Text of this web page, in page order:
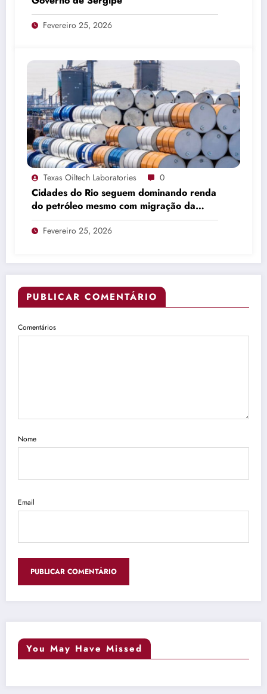
Fevereiro 25, 2026
Texas Oiltech Laboratories 0
Cidades do Rio seguem dominando renda
do petróleo mesmo com migração da
produção
Fevereiro 25, 2026
PUBLICAR COMENTÁRIO
Comentários
Nome
Email
You May Have Missed